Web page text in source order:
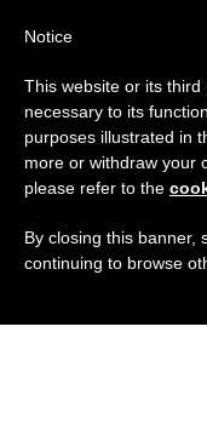
Notice
This website or its
necessary to its
purposes illustrated in
more or withdraw your
please refer to the
By closing this banner,
continuing to browse